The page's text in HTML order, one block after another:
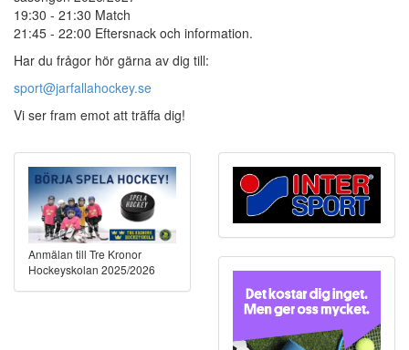
19:30 - 21:30 Match
21:45 - 22:00 Eftersnack och information.
Har du frågor hör gärna av dig till:
sport@jarfallahockey.se
Vi ser fram emot att träffa dig!
Anmälan till Tre Kronor
Hockeyskolan 2025/2026